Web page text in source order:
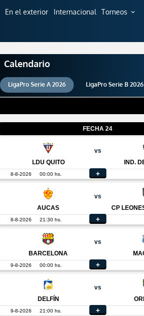
En el exterior Internacional Torneos expand_more
Calendario
LigaPro Serie A 2026 LigaPro Serie B 2026